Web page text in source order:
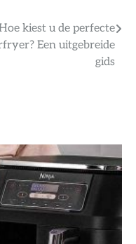
kiest u de perfecte
Een uitgebreide
gids